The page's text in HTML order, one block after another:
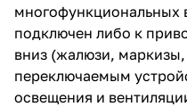
многофункциональных
подключен либо к
вниз (жалюзи,
переключаемым
освещения и